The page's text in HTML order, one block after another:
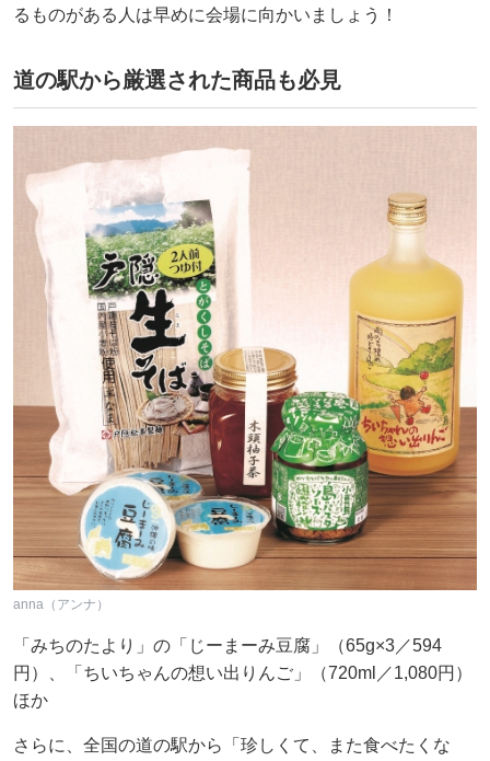
るものがある人は早めに会場に向かいましょう！
道の駅から厳選された商品も必見
anna（アンナ）
「みちのたより」の「じーまーみ豆腐」（65g×3／594
円）、「ちいちゃんの想い出りんご」（720ml／1,080円）
ほか
さらに、全国の道の駅から「珍しくて、また食べたくな